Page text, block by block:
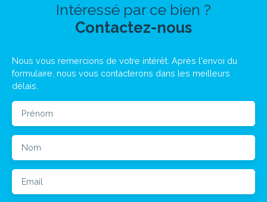
Intéressé par ce bien ?
Contactez-nous
Nous vous remercions de votre intérêt. Après l'envoi du
formulaire, nous vous contacterons dans les meilleurs
délais.
Prénom
Nom
Email